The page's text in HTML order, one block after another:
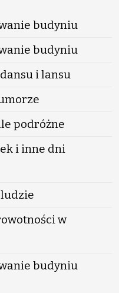
budyniu
budyniu
i lansu
podróżne
i inne dni
w
budyniu